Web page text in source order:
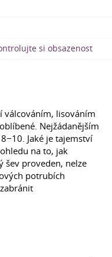
si obsazenost
válcováním, lisováním
Nejžádanějším
Jaké je tajemství
na to, jak
šev proveden, nelze
potrubích